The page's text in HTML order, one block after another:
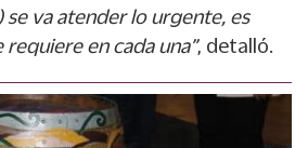
se va atender lo urgente, es
en cada una”, detalló.